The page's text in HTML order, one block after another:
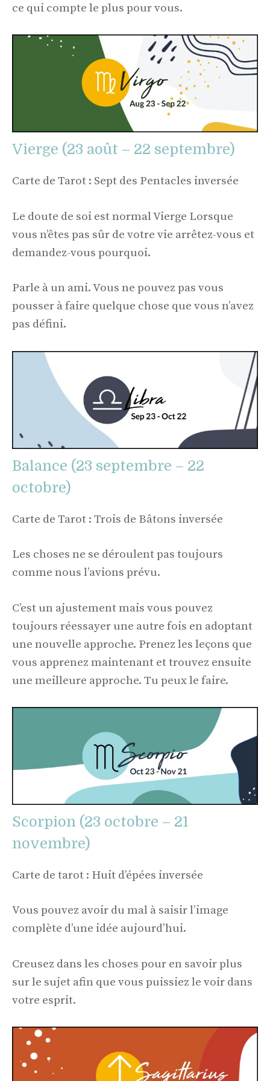
ce qui compte le plus pour vous.
Vierge (23 août – 22 septembre)
Carte de Tarot : Sept des Pentacles inversée
Le doute de soi est normal Vierge Lorsque
vous n’êtes pas sûr de votre vie arrêtez-vous et
demandez-vous pourquoi.
Parle à un ami. Vous ne pouvez pas vous
pousser à faire quelque chose que vous n’avez
pas défini.
Balance (23 septembre – 22
octobre)
Carte de Tarot : Trois de Bâtons inversée
Les choses ne se déroulent pas toujours
comme nous l’avions prévu.
C’est un ajustement mais vous pouvez
toujours réessayer une autre fois en adoptant
une nouvelle approche. Prenez les leçons que
vous apprenez maintenant et trouvez ensuite
une meilleure approche. Tu peux le faire.
Scorpion (23 octobre – 21
novembre)
Carte de tarot : Huit d’épées inversée
Vous pouvez avoir du mal à saisir l’image
complète d’une idée aujourd’hui.
Creusez dans les choses pour en savoir plus
sur le sujet afin que vous puissiez le voir dans
votre esprit.